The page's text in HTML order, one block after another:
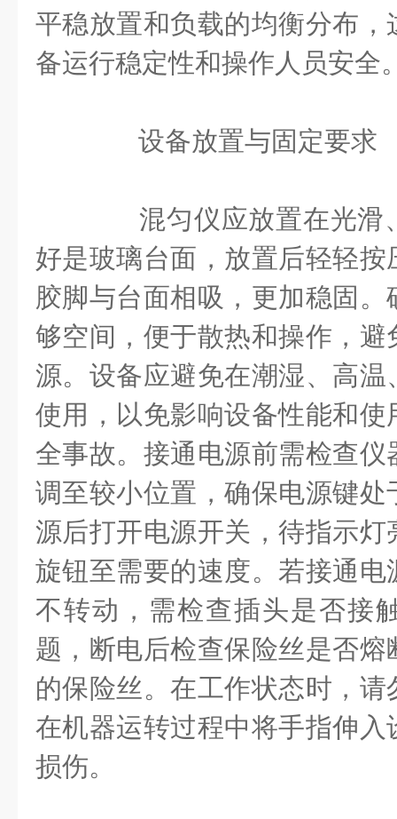
平稳放置和负载的均衡分布
备运行稳定性和操作人员安全
设备放置与固定要求
混匀仪应放置在光滑
好是玻璃台面，放置后轻轻
胶脚与台面相吸，更加稳固
够空间，便于散热和操作，
源。设备应避免在潮湿、高
使用，以免影响设备性能和
全事故。接通电源前需检查
调至较小位置，确保电源键
源后打开电源开关，待指示
旋钮至需要的速度。若接通
不转动，需检查插头是否接
题，断电后检查保险丝是否
的保险丝。在工作状态时，
在机器运转过程中将手指伸
损伤。